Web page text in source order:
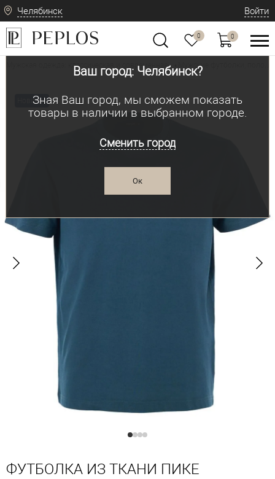
Челябинск
Ваш город: Челябинск?
Зная Ваш город, мы сможем показать
товары в наличии в выбранном городе.
Сменить город
Ок
Войти
0 0
Мужская одежда: классическая и современная Мужские футболки, поло,
Новинка
ФУТБОЛКА ИЗ ТКАНИ ПИКЕ